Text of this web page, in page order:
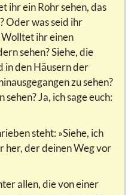
ihr ein Rohr sehen, das
Oder was seid ihr
Wolltet ihr einen
sehen? Siehe, die
in den Häusern der
zu sehen?
Ja, ich sage euch:
steht: »Siehe, ich
her, der deinen Weg vor
allen, die von einer